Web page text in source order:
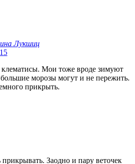
Лукшиц
клематисы. Мои тоже вроде зимуют
морозы могут и не пережить.
прикрыть.
Заодно и пару веточек